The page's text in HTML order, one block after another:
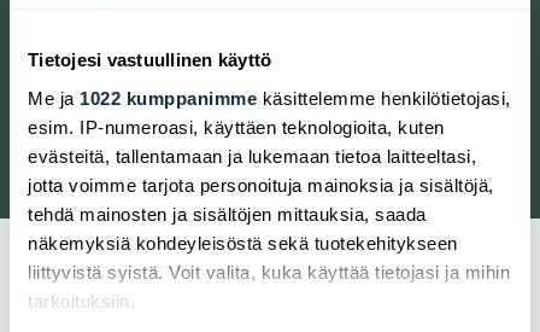
Tietojesi vastuullinen käyttö
Me ja 1022 kumppanimme käsittelemme henkilötietojasi,
esim. IP-numeroasi, käyttäen teknologioita, kuten
evästeitä, tallentamaan ja lukemaan tietoa laitteeltasi,
jotta voimme tarjota personoituja mainoksia ja sisältöjä,
tehdä mainosten ja sisältöjen mittauksia, saada
näkemyksiä kohdeyleisöstä sekä tuotekehitykseen
liittyvistä syistä. Voit valita, kuka käyttää tietojasi ja mihin
tarkoituksiin.
korostuu vähähiilisyys ja
muuntojoustavuus
Arvioituja etäisyyksiä